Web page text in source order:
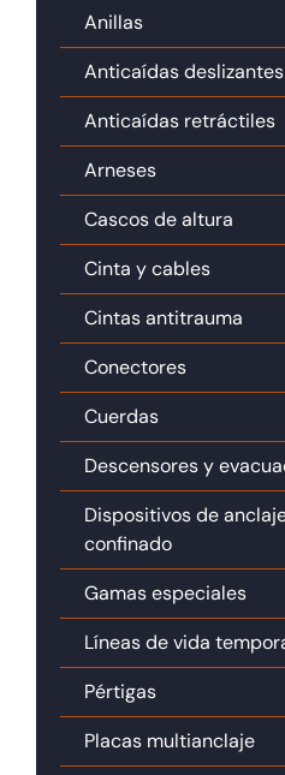
Anillas
Anticaídas deslizantes
Anticaídas retráctiles
Arneses
Cascos de altura
Cinta y cables
Cintas antitrauma
Conectores
Cuerdas
Descensores y
Dispositivos de
confinado
Gamas especiales
Líneas de vida
Pértigas
Placas multianclaje